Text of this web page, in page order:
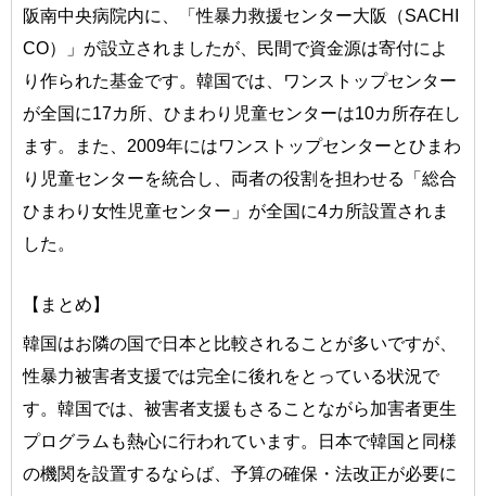
阪南中央病院内に、「性暴力救援センター大阪（SACHI
CO）」が設立されましたが、民間で資金源は寄付によ
り作られた基金です。韓国では、ワンストップセンター
が全国に17カ所、ひまわり児童センターは10カ所存在し
ます。また、2009年にはワンストップセンターとひまわ
り児童センターを統合し、両者の役割を担わせる「総合
ひまわり女性児童センター」が全国に4カ所設置されま
した。
【まとめ】
韓国はお隣の国で日本と比較されることが多いですが、
性暴力被害者支援では完全に後れをとっている状況で
す。韓国では、被害者支援もさることながら加害者更生
プログラムも熱心に行われています。日本で韓国と同様
の機関を設置するならば、予算の確保・法改正が必要に